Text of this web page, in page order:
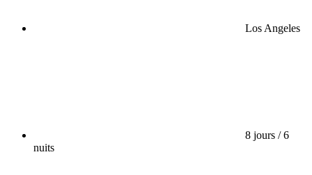
Los Angeles
8 jours / 6
nuits